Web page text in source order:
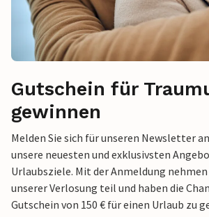
Gutschein für
gewinnen
Melden Sie sich für unseren Newsletter
unsere neuesten und exklusivsten
Urlaubsziele. Mit der Anmeldung
unserer Verlosung teil und haben die
Gutschein von 150 € für einen Urlaub zu